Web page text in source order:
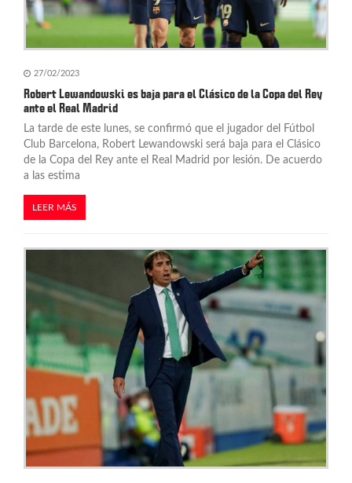
27/02/2023
Robert Lewandowski es baja para el Clásico de la Copa del Rey
ante el Real Madrid
La tarde de este lunes, se confirmó que el jugador del Fútbol
Club Barcelona, Robert Lewandowski será baja para el Clásico
de la Copa del Rey ante el Real Madrid por lesión. De acuerdo
a las estima
LEER MÁS